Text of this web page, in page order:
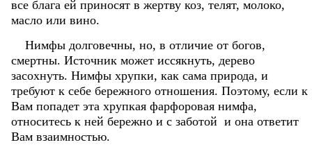
все блага ей приносят в жертву коз, телят, молоко,
масло или вино.
Нимфы долговечны, но, в отличие от богов,
смертны. Источник может иссякнуть, дерево
засохнуть. Нимфы хрупки, как сама природа, и
требуют к себе бережного отношения. Поэтому, если к
Вам попадет эта хрупкая фарфоровая нимфа,
относитесь к ней бережно и с заботой и она ответит
Вам взаимностью.